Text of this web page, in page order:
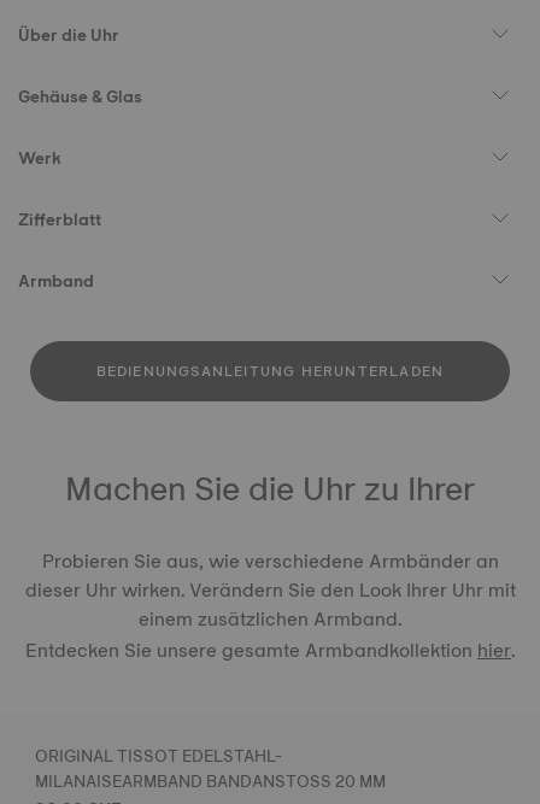
Über die Uhr
Gehäuse & Glas
Werk
Zifferblatt
Armband
BEDIENUNGSANLEITUNG HERUNTERLADEN
Machen Sie die Uhr zu Ihrer
Probieren Sie aus, wie verschiedene Armbänder an
dieser Uhr wirken. Verändern Sie den Look Ihrer Uhr mit
einem zusätzlichen Armband.
Entdecken Sie unsere gesamte Armbandkollektionhier.
ORIGINAL TISSOT EDELSTAHL-
MILANAISEARMBAND BANDANSTOSS 20 MM